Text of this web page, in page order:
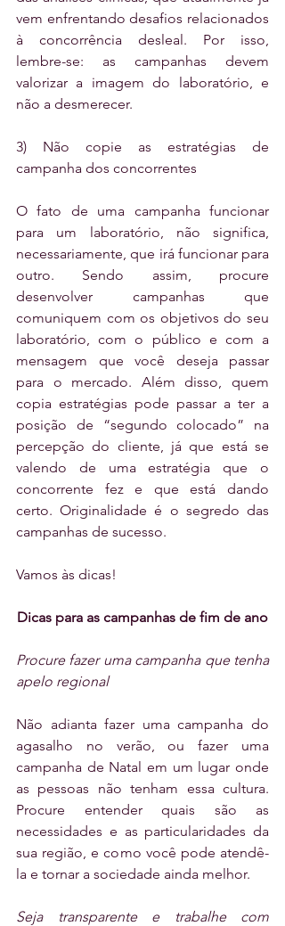
vem enfrentando desafios relacionados
à concorrência desleal. Por isso,
lembre-se: as campanhas devem
valorizar a imagem do laboratório, e
não a desmerecer.
3) Não copie as estratégias de
campanha dos concorrentes
O fato de uma campanha funcionar
para um laboratório, não significa,
necessariamente, que irá funcionar para
outro. Sendo assim, procure
desenvolver campanhas que
comuniquem com os objetivos do seu
laboratório, com o público e com a
mensagem que você deseja passar
para o mercado. Além disso, quem
copia estratégias pode passar a ter a
posição de “segundo colocado” na
percepção do cliente, já que está se
valendo de uma estratégia que o
concorrente fez e que está dando
certo. Originalidade é o segredo das
campanhas de sucesso.
Vamos às dicas!
Dicas para as campanhas de fim de ano
Procure fazer uma campanha que tenha
apelo regional
Não adianta fazer uma campanha do
agasalho no verão, ou fazer uma
campanha de Natal em um lugar onde
as pessoas não tenham essa cultura.
Procure entender quais são as
necessidades e as particularidades da
sua região, e como você pode atendê-
la e tornar a sociedade ainda melhor.
Seja transparente e trabalhe com